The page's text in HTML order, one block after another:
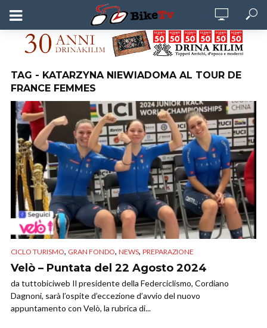
TAG - KATARZYNA NIEWIADOMA AL TOUR DE
FRANCE FEMMES
CICLO TURISMO, GRAN FONDO, NEWS, PREPARAZIONE
Velò – Puntata del 22 Agosto 2024
da tuttobiciweb Il presidente della Federciclismo, Cordiano
Dagnoni, sarà l’ospite d’eccezione d’avvio del nuovo
appuntamento con Velò, la rubrica di...